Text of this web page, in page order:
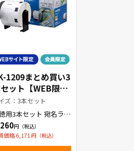
1209まとめ買い3
ット【WEB限定
】
ズ：3本セット
用3本セット 宛名ラベ
)
価格 6,171